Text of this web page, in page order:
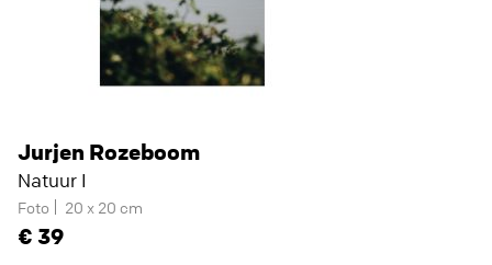
Jurjen Rozeboom
Natuur I
Foto 20 x 20 cm
39